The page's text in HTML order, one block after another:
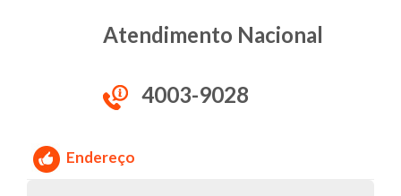
Atendimento Nacional
4003-9028
Endereço